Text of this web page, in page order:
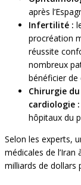
après
Infertilité :
procréation
réussite
nombreux
bénéficier de
Chirurgie
cardiologie :
hôpitaux du
Selon les experts,
médicales de l’Iran
milliards de dollars